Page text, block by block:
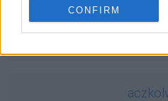
CONFIRM